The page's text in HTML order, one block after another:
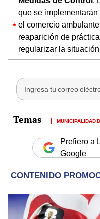
que se
el comercio
reaparición de
regularizar la
MUNICIPALIDAD
Prefiero a
Google